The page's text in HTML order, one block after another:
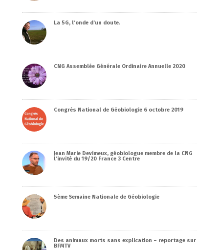
La 5G, l’onde d’un doute.
CNG Assemblée Générale Ordinaire Annuelle 2020
Congrès National de Géobiologie 6 octobre 2019
Jean Marie Devimeux, géobiologue membre de la CNG
l’invité du 19/20 France 3 Centre
5ème Semaine Nationale de Géobiologie
Des animaux morts sans explication – reportage sur
BFMTV